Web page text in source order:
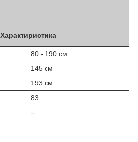
Характиристика
80 - 190 см
145 см
193 см
83
--